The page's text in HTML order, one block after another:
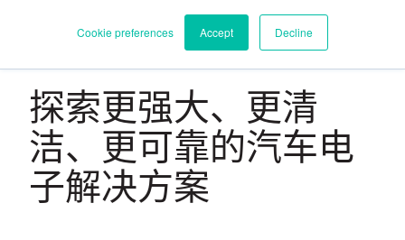
Cookie preferences Accept Decline
探索更强大、更清
洁、更可靠的汽车电
子解决方案